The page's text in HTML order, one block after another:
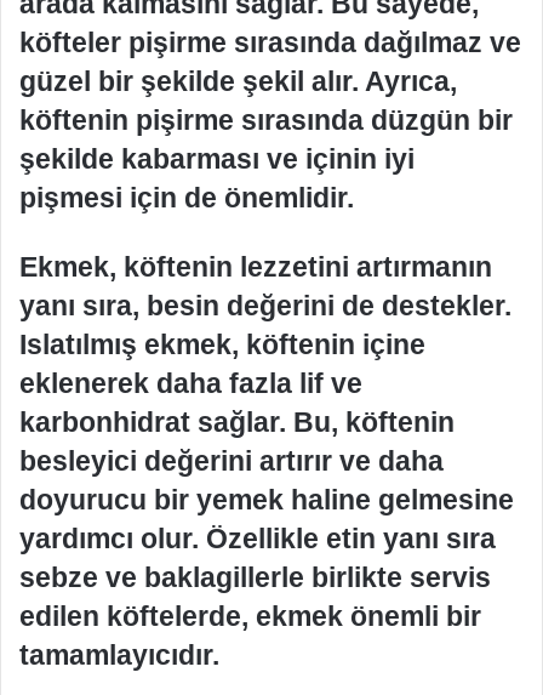
köfteler pişirme sırasında dağılmaz ve
güzel bir şekilde şekil alır. Ayrıca,
köftenin pişirme sırasında düzgün bir
şekilde kabarması ve içinin iyi
pişmesi için de önemlidir.
Ekmek, köftenin lezzetini artırmanın
yanı sıra, besin değerini de destekler.
Islatılmış ekmek, köftenin içine
eklenerek daha fazla lif ve
karbonhidrat sağlar. Bu, köftenin
besleyici değerini artırır ve daha
doyurucu bir yemek haline gelmesine
yardımcı olur. Özellikle etin yanı sıra
sebze ve baklagillerle birlikte servis
edilen köftelerde, ekmek önemli bir
tamamlayıcıdır.